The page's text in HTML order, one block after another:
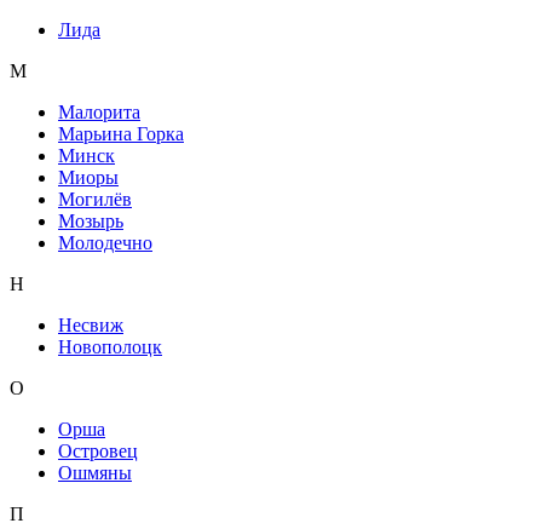
Лида
М
Малорита
Марьина Горка
Минск
Миоры
Могилёв
Мозырь
Молодечно
Н
Несвиж
Новополоцк
О
Орша
Островец
Ошмяны
П